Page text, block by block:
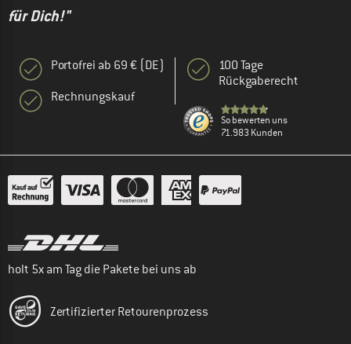
für Dich!"
Portofrei ab 69 € (DE)
Rechnungskauf
100 Tage
Rückgaberecht
So bewerten uns
71.983 Kunden
holt 5x am Tag die Pakete bei uns ab
Zertifizierter Retourenprozess